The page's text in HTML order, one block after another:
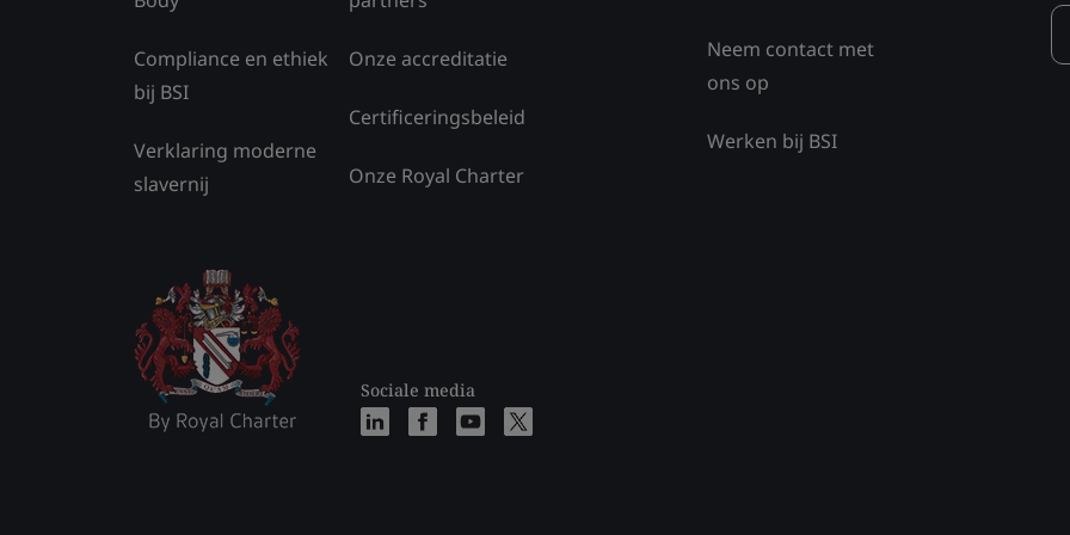
Compliance en ethiek
bij BSI
Verklaring moderne
slavernij
Onze accreditatie
Certificeringsbeleid
Onze Royal Charter
Sociale media
Neem contact met
ons op
Werken bij BSI